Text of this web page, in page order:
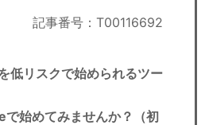
記事番号：T00116692
低リスクで始められるツー
始めてみませんか？（初